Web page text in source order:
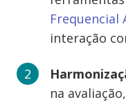
Frequencial
interação
na